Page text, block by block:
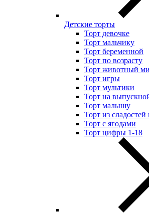
Детские торты
Торт девочке
Торт мальчику
Торт беременной
Торт по возрасту
Торт животный
Торт игры
Торт мультики
Торт на
Торт малышу
Торт из
Торт с ягодами
Торт цифры 1-18